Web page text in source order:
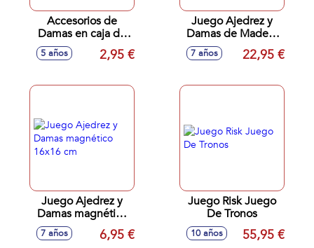
Accesorios de
Damas en caja de
plástico 6x6x3 cm
5 años 2,95 €
Juego Ajedrez y
Damas de Madera
en caja de metal
25,5x25,5 cm
7 años 22,95 €
Juego Ajedrez y
Damas magnético
16x16 cm
7 años 6,95 €
Juego Risk Juego
De Tronos
10 años 55,95 €